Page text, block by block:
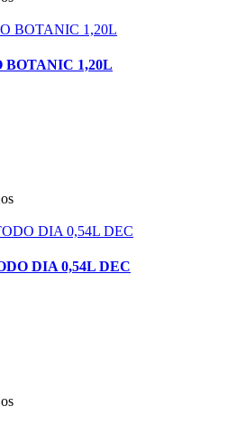
BOTANIC 1,20L
DIA 0,54L DEC